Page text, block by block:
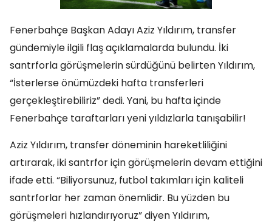
Fenerbahçe Başkan Adayı Aziz Yıldırım, transfer
gündemiyle ilgili flaş açıklamalarda bulundu. İki
santrforla görüşmelerin sürdüğünü belirten Yıldırım,
“İsterlerse önümüzdeki hafta transferleri
gerçekleştirebiliriz” dedi. Yani, bu hafta içinde
Fenerbahçe taraftarları yeni yıldızlarla tanışabilir!
Aziz Yıldırım, transfer döneminin hareketliliğini
artırarak, iki santrfor için görüşmelerin devam ettiğini
ifade etti. “Biliyorsunuz, futbol takımları için kaliteli
santrforlar her zaman önemlidir. Bu yüzden bu
görüşmeleri hızlandırıyoruz” diyen Yıldırım,